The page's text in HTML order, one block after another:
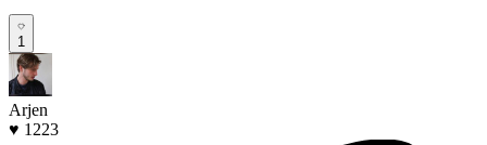
1
Arjen
♥ 1223